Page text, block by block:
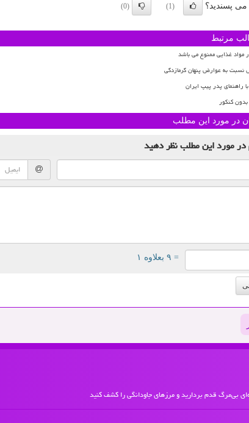
پسندید؟ (1)
(0)
مرتبط
مواد غذایی ممنوع می باشد
به عوارض پنهان گرمازدگی
راهنمای پدر پیپ ایران
کنکور
در مورد این مطلب
در مورد این مطلبنظر دهید
= ۹ بعلاوه ۱
بی‌مرگ قدم بردارید و مرزهای جاودانگی را کشف کنید